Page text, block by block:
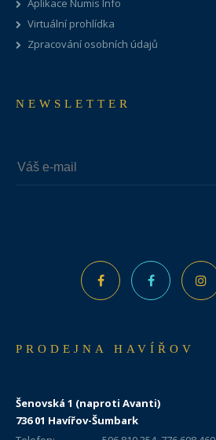
Aplikace Numis Info
Virtuální prohlídka
Zpracování osobních údajů
NEWSLETTER
PRODEJNA HAVÍŘOV
Šenovská 1 (naproti Avanti)
736 01 Havířov-Šumbark